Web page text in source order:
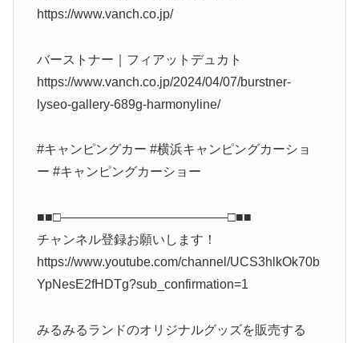
https://www.vanch.co.jp/
バーストナー｜フィアットデュカト
https://www.vanch.co.jp/2024/04/07/burstner-
lyseo-gallery-689g-harmonyline/
#キャンピングカー #横浜キャンピングカーショ
ー #キャンピングカーショー
■■□―――――――――――――□■■
チャンネル登録お願いします！
https://www.youtube.com/channel/UCS3hlkOk70b
YpNesE2fHDTg?sub_confirmation=1
みるみるランドのオリジナルグッズを販売する